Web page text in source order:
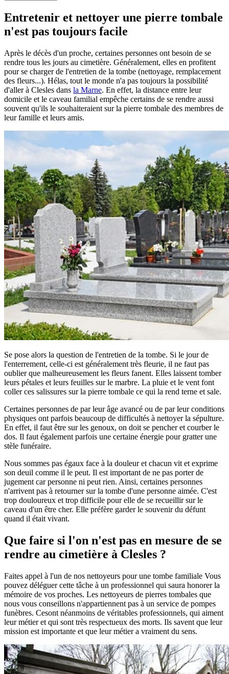
Entretenir et nettoyer une pierre tombale
n'est pas toujours facile
Après le décès d'un proche, certaines personnes ont besoin de se
rendre tous les jours au cimetière. Généralement, elles en profitent
pour se charger de l'entretien de la tombe (nettoyage, remplacement
des fleurs...). Hélas, tout le monde n'a pas toujours la possibilité
d'aller à Clesles dans la Marne. En effet, la distance entre leur
domicile et le caveau familial empêche certains de se rendre aussi
souvent qu'ils le souhaiteraient sur la pierre tombale des membres de
leur famille et leurs amis.
Se pose alors la question de l'entretien de la tombe. Si le jour de
l'enterrement, celle-ci est généralement très fleurie, il ne faut pas
oublier que malheureusement les fleurs fanent. Elles laissent tomber
leurs pétales et leurs feuilles sur le marbre. La pluie et le vent font
coller ces salissures sur la pierre tombale ce qui la rend terne et sale.
Certaines personnes de par leur âge avancé ou de par leur conditions
physiques ont parfois beaucoup de difficultés à nettoyer la sépulture.
En effet, il faut être sur les genoux, on doit se pencher et courber le
dos. Il faut également parfois une certaine énergie pour gratter une
stèle funéraire.
Nous sommes pas égaux face à la douleur et chacun vit et exprime
son deuil comme il le peut. Il est important de ne pas porter de
jugement car personne ni peut rien. Ainsi, certaines personnes
n'arrivent pas à retourner sur la tombe d'une personne aimée. C'est
trop douloureux et trop difficile pour elle de se recueillir sur le
caveau d'un être cher. Elle préfère garder le souvenir du défunt
quand il était vivant.
Que faire si l'on n'est pas en mesure de se
rendre au cimetière à Clesles ?
Faites appel à l'un de nos nettoyeurs pour une tombe familiale Vous
pouvez déléguer cette tâche à un professionnel qui saura honorer la
mémoire de vos proches. Les nettoyeurs de pierres tombales que
nous vous conseillons n'appartiennent pas à un service de pompes
funèbres. Cesont néanmoins de véritables professionnels, qui aiment
leur métier et qui sont très respectueux des morts. Ils savent que leur
mission est importante et que leur métier a vraiment du sens.